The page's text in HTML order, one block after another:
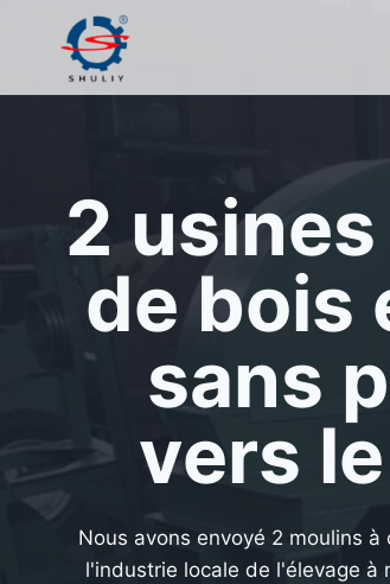
contenu
2
de bois
sans
vers
Nous avons envoyé 2 moulins
l'industrie locale de l'élevage à